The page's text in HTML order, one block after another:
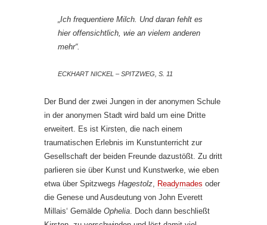
„Ich frequentiere Milch. Und daran fehlt es
hier offensichtlich, wie an vielem anderen
mehr“.
ECKHART NICKEL – SPITZWEG, S. 11
Der Bund der zwei Jungen in der anonymen Schule
in der anonymen Stadt wird bald um eine Dritte
erweitert. Es ist Kirsten, die nach einem
traumatischen Erlebnis im Kunstunterricht zur
Gesellschaft der beiden Freunde dazustößt. Zu dritt
parlieren sie über Kunst und Kunstwerke, wie eben
etwa über Spitzwegs Hagestolz Readymades oder
die Genese und Ausdeutung von John Everett
Millais‘ Gemälde Ophelia . Doch dann beschließt